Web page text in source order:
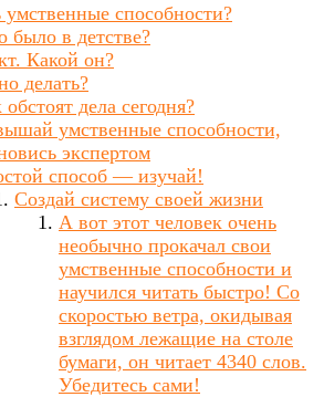
способности?
было в детстве?
Какой он?
делать?
дела сегодня?
умственные способности,
экспертом
способ — изучай!
Создай систему своей жизни
А вот этот человек очень
необычно прокачал свои
умственные способности и
научился читать быстро! Со
скоростью ветра, окидывая
взглядом лежащие на столе
бумаги, он читает 4340 слов.
Убедитесь сами!